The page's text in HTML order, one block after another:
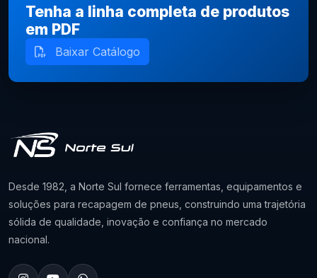
Tenha a linha completa de produtos
em PDF
Baixar Catálogo
Desde 1982, a Norte Sul fornece ferramentas, equipamentos e
soluções para recapagem de pneus, construindo uma trajetória
sólida de qualidade, inovação e confiança no mercado
nacional.